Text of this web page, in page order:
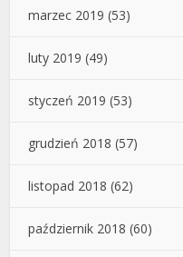
marzec 2019 (53)
luty 2019 (49)
styczeń 2019 (53)
grudzień 2018 (57)
listopad 2018 (62)
październik 2018 (60)